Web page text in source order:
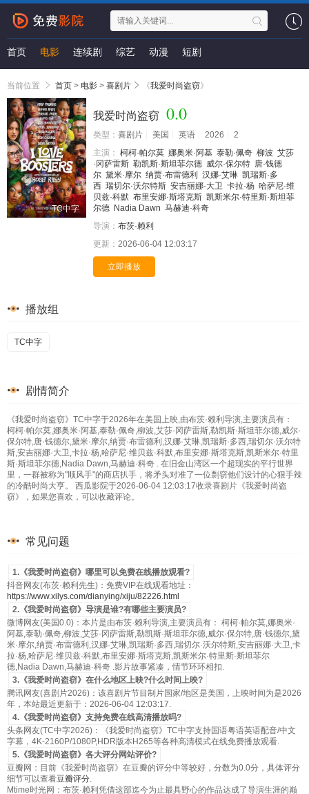
首页 电影 连续剧 综艺 动漫 短剧
当前位置 首页 > 电影 > 喜剧片 《我爱时尚盗窃》
TC中字
我爱时尚盗窃 0.0
类型： 喜剧片 美国 英语 2026
2
主演： 柯柯·帕尔莫 娜奥米·阿基 泰勒·佩奇 柳波 艾莎
·冈萨雷斯 勒凯斯·斯坦菲尔德 威尔·保尔特 唐·钱德
尔 黛米·摩尔 纳贾·布雷德利 汉娜·艾琳 凯瑞斯·多
西 瑞切尔·沃尔特斯 安吉丽娜·大卫 卡拉·杨 哈萨尼·维
贝兹·科默 布里安娜·斯塔克斯 凯斯米尔·特里斯·斯坦菲
尔德 Nadia Dawn 马赫迪·科奇
导演： 布茨·赖利
更新： 2026-06-04 12:03:17
立即播放
播放组
TC中字
剧情简介
《我爱时尚盗窃》TC中字于2026年在美国上映,由布茨·赖利导演,主要演员有：
柯柯·帕尔莫,娜奥米·阿基,泰勒·佩奇,柳波,艾莎·冈萨雷斯,勒凯斯·斯坦菲尔德,威尔·
保尔特,唐·钱德尔,黛米·摩尔,纳贾·布雷德利,汉娜·艾琳,凯瑞斯·多西,瑞切尔·沃尔特
斯,安吉丽娜·大卫,卡拉·杨,哈萨尼·维贝兹·科默,布里安娜·斯塔克斯,凯斯米尔·特里
斯·斯坦菲尔德,Nadia Dawn,马赫迪·科奇 . 在旧金山湾区一个超现实的平行世界
里，一群被称为"顺风手"的商店扒手，将矛头对准了一位剽窃他们设计的心狠手辣
的冷酷时尚大亨。 西瓜影院于2026-06-04 12:03:17收录喜剧片《我爱时尚盗
窃》，如果您喜欢，可以收藏评论。
常见问题
1.《我爱时尚盗窃》哪里可以免费在线播放观看?
抖音网友(布茨·赖利先生)：免费VIP在线观看地址：
https://www.xilys.com/dianying/xiju/82226.html
2.《我爱时尚盗窃》导演是谁?有哪些主要演员?
微博网友(美国0.0)：本片是由布茨·赖利导演,主要演员有： 柯柯·帕尔莫,娜奥米·
阿基,泰勒·佩奇,柳波,艾莎·冈萨雷斯,勒凯斯·斯坦菲尔德,威尔·保尔特,唐·钱德尔,黛
米·摩尔,纳贾·布雷德利,汉娜·艾琳,凯瑞斯·多西,瑞切尔·沃尔特斯,安吉丽娜·大卫,卡
拉·杨,哈萨尼·维贝兹·科默,布里安娜·斯塔克斯,凯斯米尔·特里斯·斯坦菲尔
德,Nadia Dawn,马赫迪·科奇 .影片故事紧凑，情节环环相扣.
3.《我爱时尚盗窃》在什么地区上映?什么时间上映?
腾讯网友(喜剧片2026)：该喜剧片节目制片国家/地区是美国，上映时间为是2026
年，本站最近更新于：2026-06-04 12:03:17.
4.《我爱时尚盗窃》支持免费在线高清播放吗?
头条网友(TC中字2026)：《我爱时尚盗窃》TC中字支持国语粤语英语配音/中文
字幕，4K-2160P/1080P,HDR版本H265等各种高清模式在线免费播放观看.
5.《我爱时尚盗窃》各大评分网站评价?
豆瓣网：目前《我爱时尚盗窃》在豆瓣的评分中等较好，分数为0.0分，具体评分
细节可以查看豆瓣评分.
Mtime时光网：布茨·赖利凭借这部迄今为止最具野心的作品达成了导演生涯的巅